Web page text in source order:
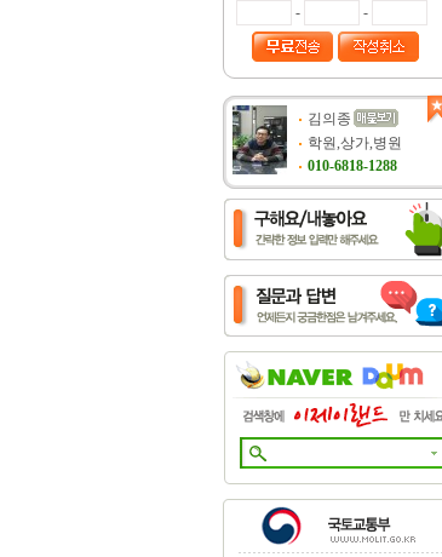
- -
김의종
학원,상가,병원
010-6818-1288